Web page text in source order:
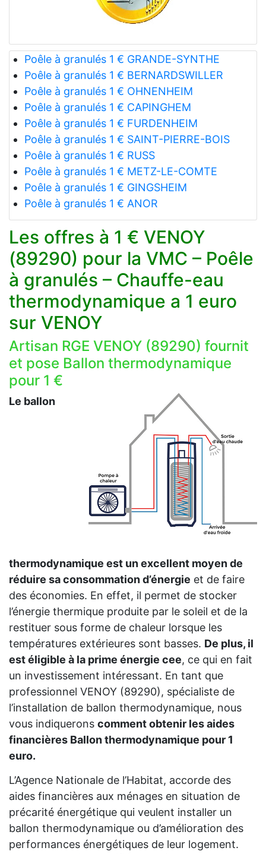
Poêle à granulés 1 € GRANDE-SYNTHE
Poêle à granulés 1 € BERNARDSWILLER
Poêle à granulés 1 € OHNENHEIM
Poêle à granulés 1 € CAPINGHEM
Poêle à granulés 1 € FURDENHEIM
Poêle à granulés 1 € SAINT-PIERRE-BOIS
Poêle à granulés 1 € RUSS
Poêle à granulés 1 € METZ-LE-COMTE
Poêle à granulés 1 € GINGSHEIM
Poêle à granulés 1 € ANOR
Les offres à 1 € VENOY
(89290) pour la VMC – Poêle
à granulés – Chauffe-eau
thermodynamique a 1 euro
sur VENOY
Artisan RGE VENOY (89290) fournit
et pose Ballon thermodynamique
pour 1 €
Le ballon
thermodynamique est un excellent moyen de
réduire sa consommation d’énergie et de faire
des économies. En effet, il permet de stocker
l’énergie thermique produite par le soleil et de la
restituer sous forme de chaleur lorsque les
températures extérieures sont basses. De plus, il
est éligible à la prime énergie cee, ce qui en fait
un investissement intéressant. En tant que
professionnel VENOY (89290), spécialiste de
l’installation de ballon thermodynamique, nous
vous indiquerons comment obtenir les aides
financières Ballon thermodynamique pour 1
euro.
L’Agence Nationale de l’Habitat, accorde des
aides financières aux ménages en situation de
précarité énergétique qui veulent installer un
ballon thermodynamique ou d’amélioration des
performances énergétiques de leur logement.